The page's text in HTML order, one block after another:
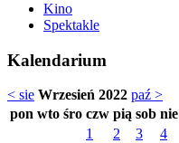
Kino
Spektakle
Kalendarium
< sie Wrzesień 2022 paź >
pon wto śro czw pią sob nie
1
2 3
4